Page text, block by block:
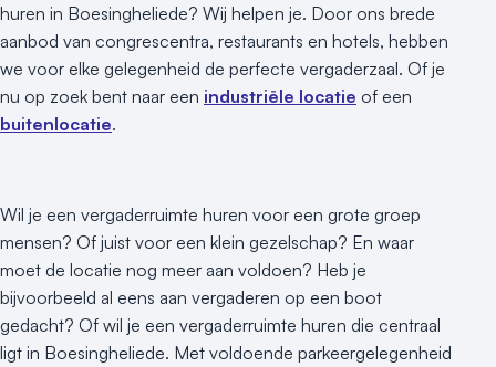
huren in Boesingheliede? Wij helpen je. Door ons brede
aanbod van congrescentra, restaurants en hotels, hebben
we voor elke gelegenheid de perfecte vergaderzaal. Of je
nu op zoek bent naar een industriële locatie of een
buitenlocatie.
Wil je een vergaderruimte huren voor een grote groep
mensen? Of juist voor een klein gezelschap? En waar
moet de locatie nog meer aan voldoen? Heb je
bijvoorbeeld al eens aan vergaderen op een boot
gedacht? Of wil je een vergaderruimte huren die centraal
ligt in Boesingheliede. Met voldoende parkeergelegenheid